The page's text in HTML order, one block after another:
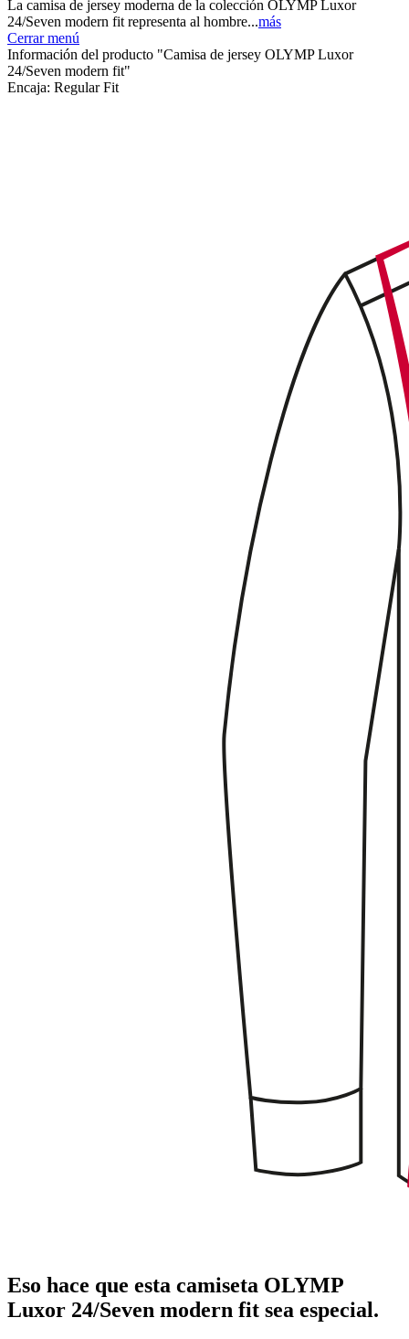
La camisa de jersey moderna de la colección OLYMP Luxor
24/Seven modern fit representa al hombre...más
Cerrar menú
Información del producto "Camisa de jersey OLYMP Luxor
24/Seven modern fit"
Encaja: Regular Fit
Eso hace que esta camiseta OLYMP
Luxor 24/Seven modern fit sea especial.